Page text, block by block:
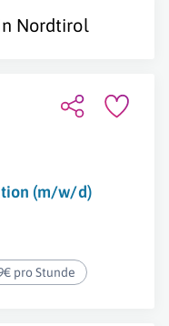
Nordtirol
(m/w/d)
pro Stunde